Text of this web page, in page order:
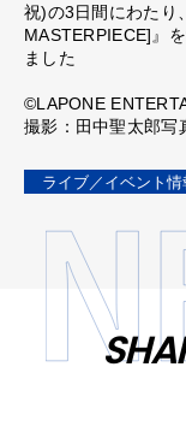
祝)の3日間にわたり
MASTERPIECE]』
ました
©LAPONE
撮影：田中聖太郎写
ライブ／イベント情